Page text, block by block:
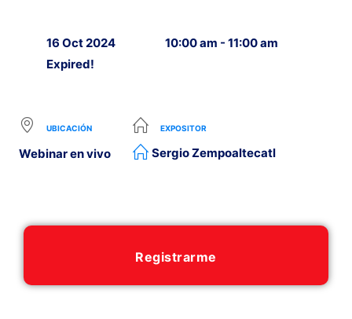
16 Oct 2024
Expired!
10:00 am - 11:00 am
UBICACIÓN
Webinar en vivo
EXPOSITOR
Sergio Zempoaltecatl
Registrarme